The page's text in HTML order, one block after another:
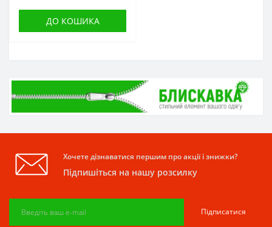
ДО КОШИКА
Хочете дізнаватися першим про акції і знижки?
Підпишіться на нашу розсилку
Підписатися